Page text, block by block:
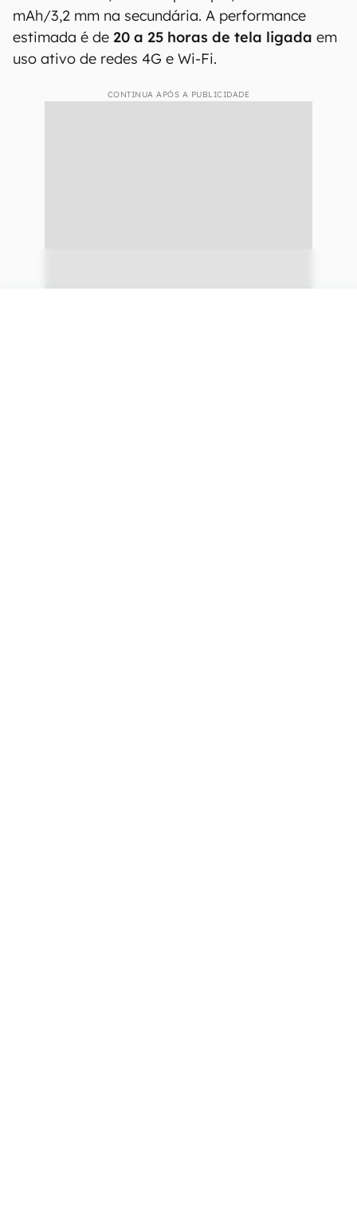
mAh/3,2 mm na secundária. A performance
estimada é de 20 a 25 horas de tela ligada em
uso ativo de redes 4G e Wi-Fi.
CONTINUA APÓS A PUBLICIDADE